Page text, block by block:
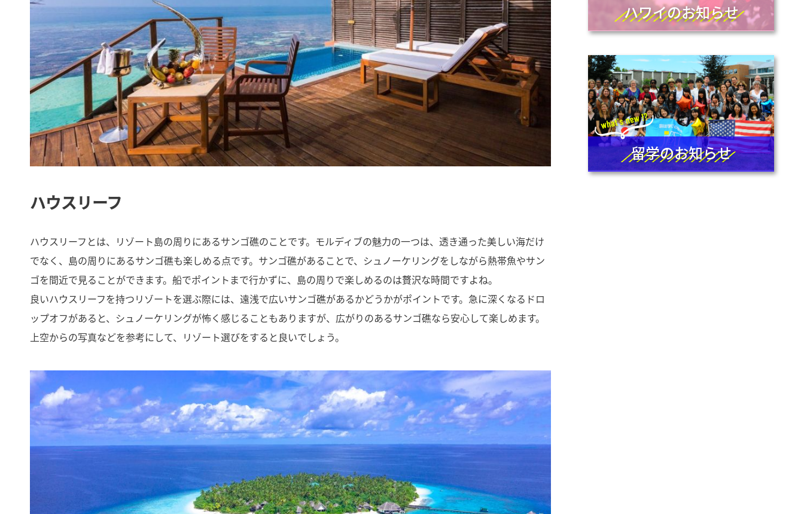
ハウスリーフ
ハウスリーフとは、リゾート島の周りにあるサンゴ礁のことです。モルディブの魅力の一つは、透き通った美しい海だけ
でなく、島の周りにあるサンゴ礁も楽しめる点です。サンゴ礁があることで、シュノーケリングをしながら熱帯魚やサン
ゴを間近で見ることができます。船でポイントまで行かずに、島の周りで楽しめるのは贅沢な時間ですよね。
良いハウスリーフを持つリゾートを選ぶ際には、遠浅で広いサンゴ礁があるかどうかがポイントです。急に深くなるドロ
ップオフがあると、シュノーケリングが怖く感じることもありますが、広がりのあるサンゴ礁なら安心して楽しめます。
上空からの写真などを参考にして、リゾート選びをすると良いでしょう。
ハワイのお知らせ
留学のお知らせ